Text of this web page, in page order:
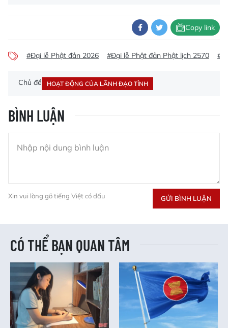
Copy link
#Đại lễ Phật đản 2026 #Đại lễ Phật đản Phật lịch 2570
Chủ đề HOẠT ĐỘNG CỦA LÃNH ĐẠO TỈNH
BÌNH LUẬN
Xin vui lòng gõ tiếng Việt có dấu GỬI BÌNH LUẬN
CÓ THỂ BẠN QUAN TÂM